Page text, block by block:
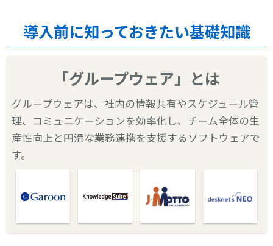
導入前に知っておきたい基礎知識
「グループウェア」とは
グループウェアは、社内の情報共有やスケジュール管
理、コミュニケーションを効率化し、チーム全体の生
産性向上と円滑な業務連携を支援するソフトウェアで
す。